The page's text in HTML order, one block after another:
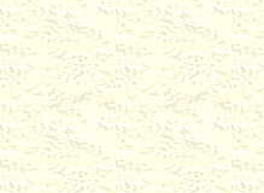
し
ま
し
ょ